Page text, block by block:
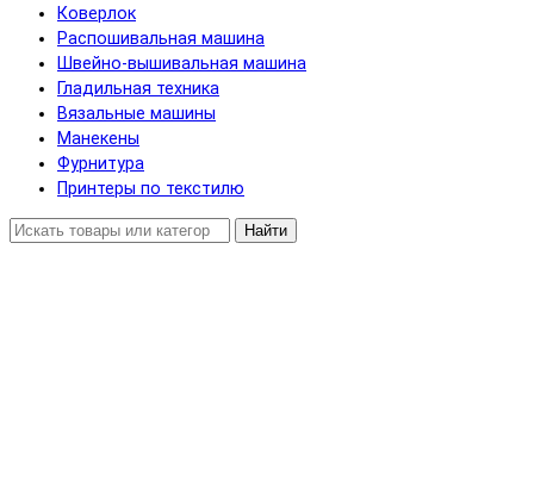
Коверлок
Распошивальная машина
Швейно-вышивальная машина
Гладильная техника
Вязальные машины
Манекены
Фурнитура
Принтеры по текстилю
Найти